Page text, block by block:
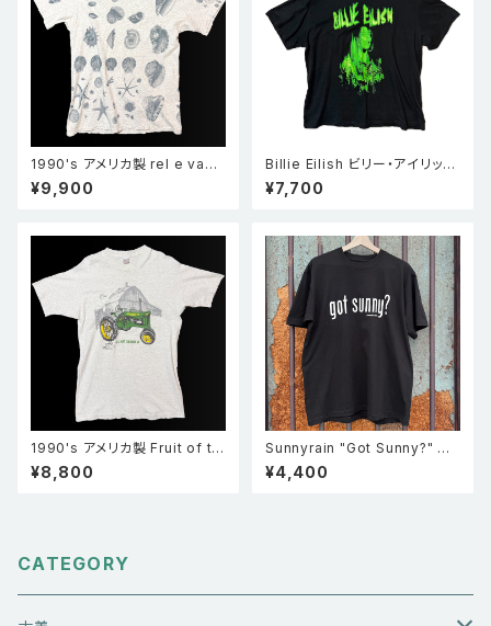
1990's アメリカ製 rel e vant
products 貝殻 総柄 全面プリ
ント シングルステッチ Tシャツ
¥9,900
Billie Eilish ビリー・アイリッシ
ュ フォトプリント Tシャツ ロック
T バンドT 黒 M
¥7,700
1990's アメリカ製 Fruit of th
e room フルーツオブザルーム
John deere ジョンディア トラ
¥8,800
Sunnyrain "Got Sunny?" 半
袖 Tシャツ Black
¥4,400
CATEGORY